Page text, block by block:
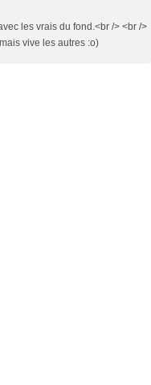
les vrais du fond.<br /> <br />
vive les autres :o)